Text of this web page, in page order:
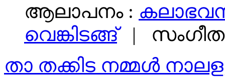
ആലാപനം :
വെങ്കിടങ്ങ്‌|
താ തക്കിട നമ്മള്‍